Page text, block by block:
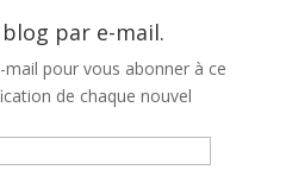
par e-mail.
mail pour vous abonner à ce
de chaque nouvel